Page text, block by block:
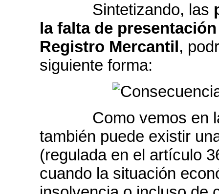
Sintetizando, las
la falta de
Registro Mercantil,
siguiente forma:
Como vemos en la
también puede existir
(regulada en el artículo
cuando la situación